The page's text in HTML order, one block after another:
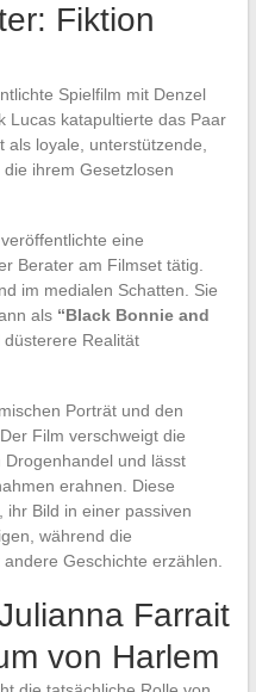
Fiktion
Spielfilm mit Denzel
Lucas katapultierte das Paar
als loyale, unterstützende,
ihrem Gesetzlosen
eine
Berater am Filmset tätig.
im medialen Schatten. Sie
als “Black Bonnie and
Realität
Porträt und den
Film verschweigt die
und lässt
erahnen. Diese
Bild in einer passiven
während die
Geschichte erzählen.
Farrait
von Harlem